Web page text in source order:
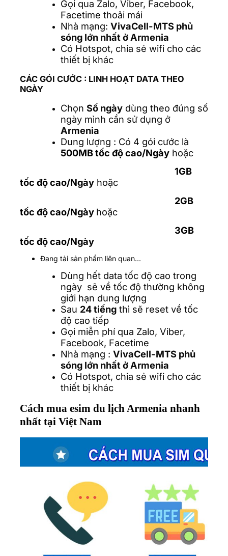
Gọi qua Zalo, Viber, Facebook,
Facetime thoải mái
Nhà mạng: VivaCell-MTS phủ
sóng lớn nhất ở Armenia
Có Hotspot, chia sẻ wifi cho các
thiết bị khác
CÁC GÓI CƯỚC : LINH HOẠT DATA THEO
NGÀY
Chọn Số ngày dùng theo đúng số
ngày mình cần sử dụng ở
Armenia
Dung lượng : Có 4 gói cước là
500MB tốc độ cao/Ngày hoặc
1GB
tốc độ cao/Ngày hoặc
2GB
tốc độ cao/Ngày hoặc
3GB
tốc độ cao/Ngày
Đang tải sản phẩm liên quan...
Dùng hết data tốc độ cao trong
ngày sẽ về tốc độ thường không
giới hạn dung lượng
Sau 24 tiếng thì sẽ reset về tốc
độ cao tiếp
Gọi miễn phí qua Zalo, Viber,
Facebook, Facetime
Nhà mạng : VivaCell-MTS phủ
sóng lớn nhất ở Armenia
Có Hotspot, chia sẻ wifi cho các
thiết bị khác
Cách mua esim du lịch Armenia nhanh
nhất tại Việt Nam